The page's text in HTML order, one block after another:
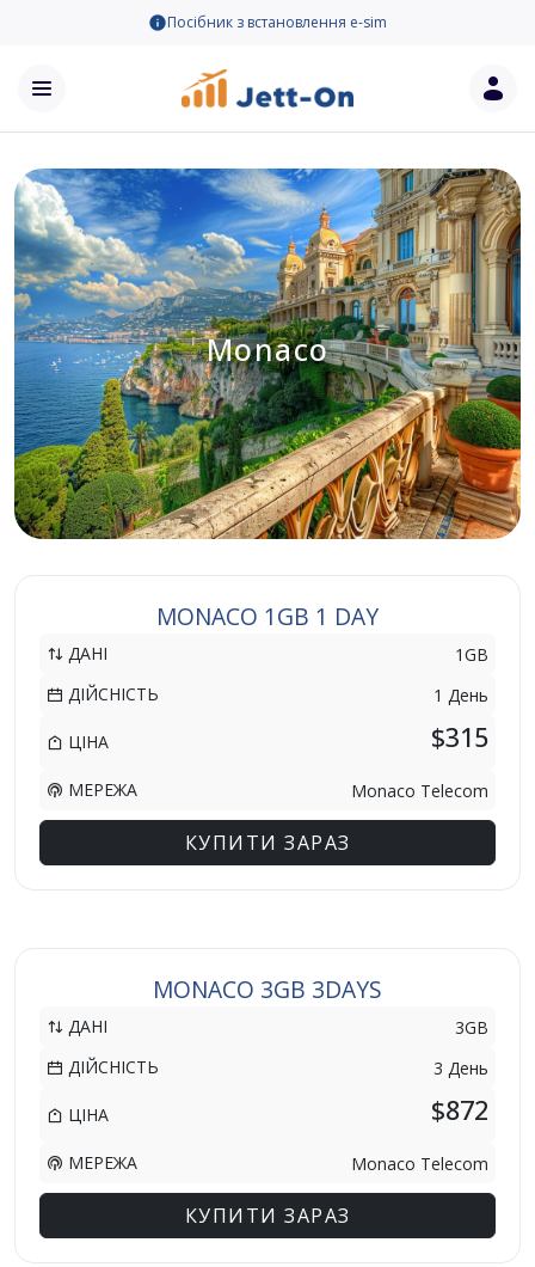
Посібник з встановлення e-sim
Monaco
MONACO 1GB 1 DAY
ДАНІ
1GB
ДІЙСНІСТЬ
1 День
ЦІНА $315
МЕРЕЖА Monaco Telecom
КУПИТИ ЗАРАЗ
MONACO 3GB 3DAYS
ДАНІ
3GB
ДІЙСНІСТЬ
3 День
ЦІНА $872
МЕРЕЖА Monaco Telecom
КУПИТИ ЗАРАЗ